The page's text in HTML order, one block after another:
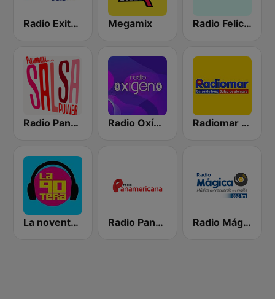
Radio Exitosa Megamix Radio Felicidad
Radio Panamericana - Salsa Power Radio Oxígeno Radiomar 106.3 FM
La noventera Radio Panamericana Radio Mágica 88.3 FM